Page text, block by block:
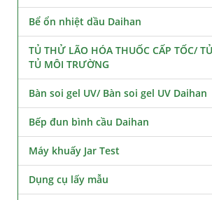
Bể ổn nhiệt dầu Daihan
TỦ THỬ LÃO HÓA THUỐC CẤP TỐC/
TỦ MÔI TRƯỜNG
Bàn soi gel UV/ Bàn soi gel UV Daihan
Bếp đun bình cầu Daihan
Máy khuấy Jar Test
Dụng cụ lấy mẫu